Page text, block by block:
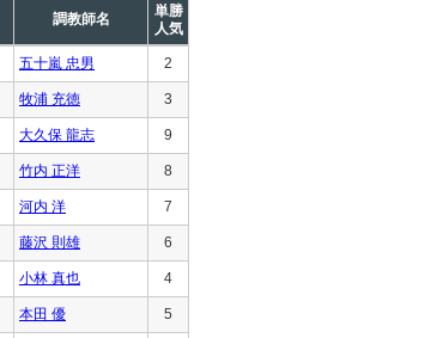
調教師名
単勝
人気
五十嵐 忠男 2
牧浦 充徳 3
大久保 龍志 9
竹内 正洋 8
河内 洋 7
藤沢 則雄 6
小林 真也 4
本田 優 5